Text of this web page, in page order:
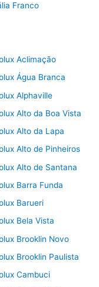
Franco
Aclimação
Água Branca
Alphaville
Alto da Boa Vista
Alto da Lapa
Alto de Pinheiros
Alto de Santana
Barra Funda
Barueri
Bela Vista
Brooklin Novo
Brooklin Paulista
Cambuci